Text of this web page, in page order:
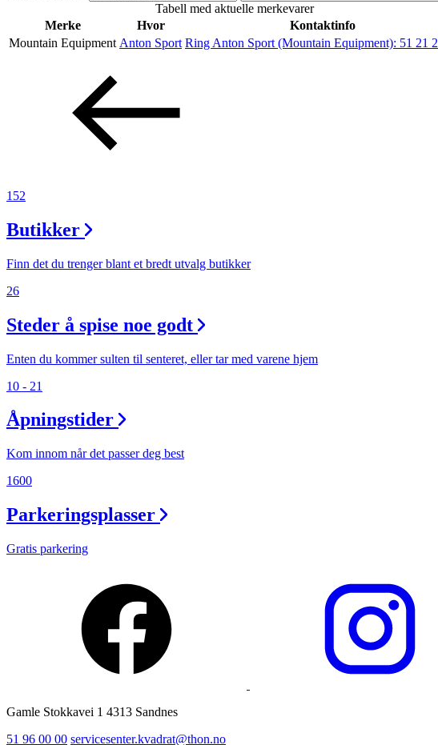
Taket på Kvadrat
Aktiviteter
Tilbud
Søk
Åpningstider
Praktisk informasjon
Magasin
Tabell med aktuelle merkevarer
Merke
Hvor
Kontaktinfo
Mountain Equipment Anton Sport Ring Anton Sport (Mountain Equipment): 51 21
152
Butikker
Finn det du trenger blant et bredt utvalg butikker
26
Steder å spise noe godt
Enten du kommer sulten til senteret, eller tar med varene hjem
10 - 21
Åpningstider
Kom innom når det passer deg best
1600
Parkeringsplasser
Gratis parkering
Gamle Stokkavei 1 4313 Sandnes
51 96 00 00 servicesenter.kvadrat@thon.no